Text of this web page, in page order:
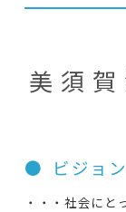
美須
ビジョン
・・・社会にと